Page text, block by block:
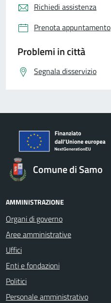
Richiedi assistenza
Prenota appuntamento
Problemi in città
Segnala disservizio
Comune di Samo
AMMINISTRAZIONE
Organi di governo
Aree amministrative
Uffici
Enti e fondazioni
Politici
Personale amministrativo